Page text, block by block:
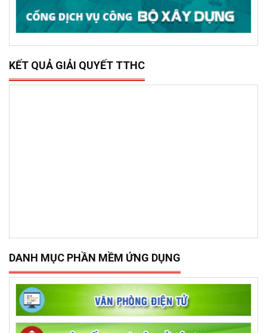
KẾT QUẢ GIẢI QUYẾT TTHC
DANH MỤC PHẦN MỀM ỨNG DỤNG